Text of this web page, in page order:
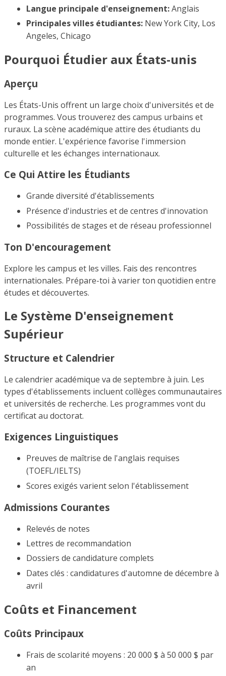
Langue principale d'enseignement:Anglais
Principales villes étudiantes: New York City, Los
Angeles, Chicago
Pourquoi Étudier aux États-unis
Aperçu
Les États-Unis offrent un large choix d'universités et de
programmes. Vous trouverez des campus urbains et
ruraux. La scène académique attire des étudiants du
monde entier. L'expérience favorise l'immersion
culturelle et les échanges internationaux.
Ce Qui Attire les Étudiants
Grande diversité d'établissements
Présence d'industries et de centres d'innovation
Possibilités de stages et de réseau professionnel
Ton D'encouragement
Explore les campus et les villes. Fais des rencontres
internationales. Prépare-toi à varier ton quotidien entre
études et découvertes.
Le Système D'enseignement
Supérieur
Structure et Calendrier
Le calendrier académique va de septembre à juin. Les
types d'établissements incluent collèges communautaires
et universités de recherche. Les programmes vont du
certificat au doctorat.
Exigences Linguistiques
Preuves de maîtrise de l'anglais requises
(TOEFL/IELTS)
Scores exigés varient selon l'établissement
Admissions Courantes
Relevés de notes
Lettres de recommandation
Dossiers de candidature complets
Dates clés : candidatures d'automne de décembre à
avril
Coûts et Financement
Coûts Principaux
Frais de scolarité moyens : 20 000 $ à 50 000 $ par
an